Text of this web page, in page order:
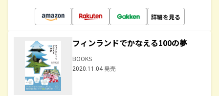
詳細を見る
フィンランドでかなえる100の夢
BOOKS
2020.11.04 発売